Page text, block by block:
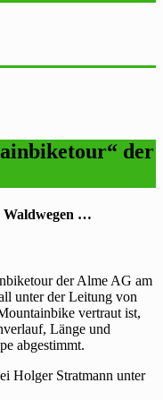
der
Waldwegen …
der Alme AG am
unter der Leitung von
vertraut ist,
Länge und
abgestimmt.
Holger Stratmann unter